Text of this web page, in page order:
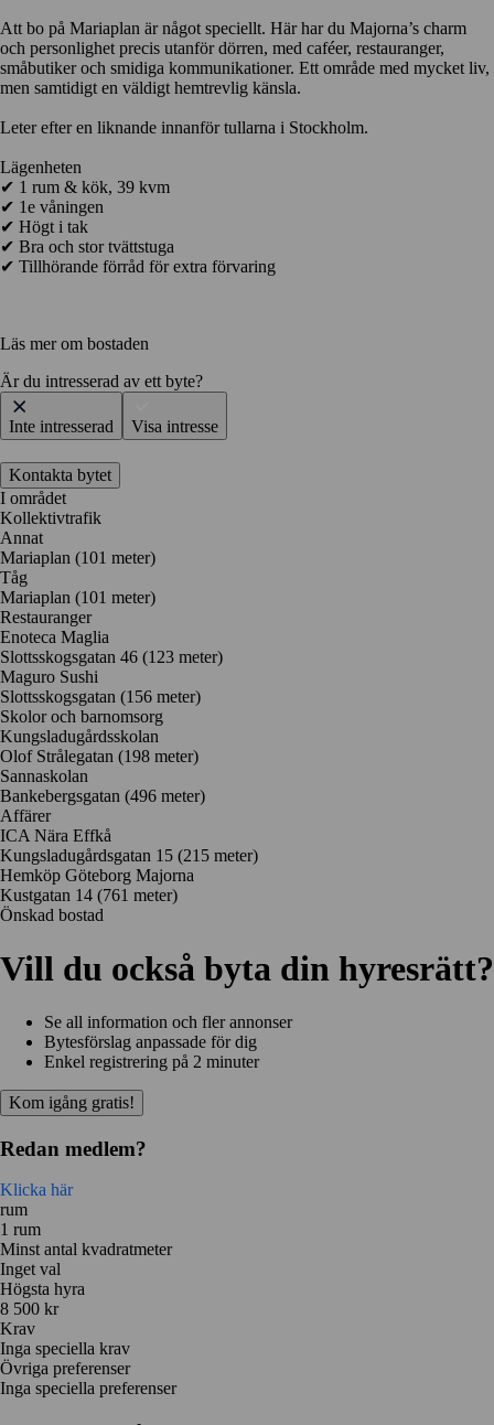
Att bo på Mariaplan är något speciellt. Här har du Majorna’s charm
och personlighet precis utanför dörren, med caféer, restauranger,
småbutiker och smidiga kommunikationer. Ett område med mycket liv,
men samtidigt en väldigt hemtrevlig känsla.
Leter efter en liknande innanför tullarna i Stockholm.
Lägenheten
✔ 1 rum & kök, 39 kvm
✔ 1e våningen
✔ Högt i tak
✔ Bra och stor tvättstuga
✔ Tillhörande förråd för extra förvaring
Läs mer om bostaden
Är du intresserad av ett byte?
Inte intresserad Visa intresse
Kontakta bytet
I området
Kollektivtrafik
Annat
Mariaplan (101 meter)
Tåg
Mariaplan (101 meter)
Restauranger
Enoteca Maglia
Slottsskogsgatan 46 (123 meter)
Maguro Sushi
Slottsskogsgatan (156 meter)
Skolor och barnomsorg
Kungsladugårdsskolan
Olof Strålegatan (198 meter)
Sannaskolan
Bankebergsgatan (496 meter)
Affärer
ICA Nära Effkå
Kungsladugårdsgatan 15 (215 meter)
Hemköp Göteborg Majorna
Kustgatan 14 (761 meter)
Önskad bostad
Vill du också byta din hyresrätt?
Se all information och fler annonser
Bytesförslag anpassade för dig
Enkel registrering på 2 minuter
Kom igång gratis!
Redan medlem?
Klicka här
rum
1 rum
Minst antal kvadratmeter
Inget val
Högsta hyra
8 500 kr
Krav
Inga speciella krav
Övriga preferenser
Inga speciella preferenser